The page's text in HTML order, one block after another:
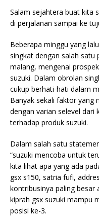
Salam sejahtera buat kita
di perjalanan sampai ke
Beberapa minggu yang
singkat dengan salah satu
malang, mengenai
suzuki. Dalam obrolan
cukup berhati-hati dalam
Banyak sekali faktor yang
dengan varian selevel
terhadap produk suzuki.
Dalam salah satu
“suzuki mencoba untuk
kita lihat apa yang ada
gsx s150, satria fufi,
kontribusinya paling besar
kiprah gsx suzuki mampu
posisi ke-3.